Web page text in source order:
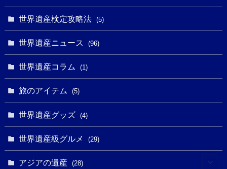
(5)
(18)
(4)
(2)
(1)
(1)
(27)
(10)(9)
(3)
(5)
(19)
世界遺産検定攻略法 (5)
世界遺産ニュース (96)
世界遺産コラム (1)
旅のアイテム (5)
世界遺産グッズ (4)
世界遺産級グルメ (29)
アジアの遺産 (28)